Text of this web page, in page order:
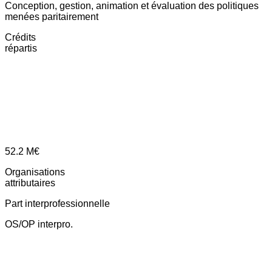
Conception, gestion, animation et évaluation des politiques
menées paritairement
Crédits
répartis
52.2 M€
Organisations
attributaires
Part interprofessionnelle
OS/OP interpro.